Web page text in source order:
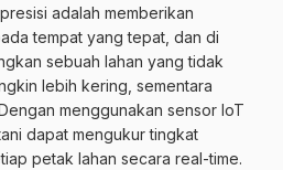
adalah memberikan
tempat yang tepat, dan di
sebuah lahan yang tidak
lebih kering, sementara
menggunakan sensor IoT
dapat mengukur tingkat
petak lahan secara real-time.